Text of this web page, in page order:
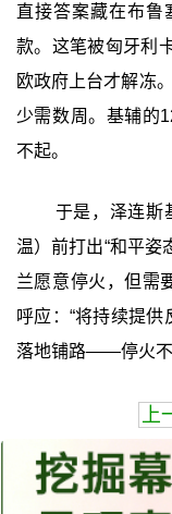
直接答案藏在布
款。这笔被匈牙利
欧政府上台才解冻
少需数周。基辅的
不起。
于是，泽连斯
温）前打出“和平姿
兰愿意停火，但需
呼应：“将持续提
落地铺路——停火不
上